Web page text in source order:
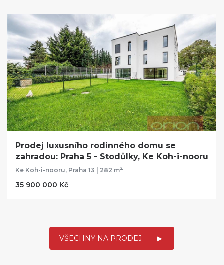
Prodej luxusního rodinného domu se
zahradou: Praha 5 - Stodůlky, Ke Koh-i-nooru
Ke Koh-i-nooru, Praha 13 | 282 m2
35 900 000 Kč
VŠECHNY NA PRODEJ